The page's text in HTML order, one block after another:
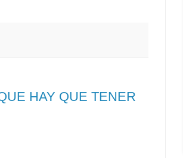
HAY QUE TENER